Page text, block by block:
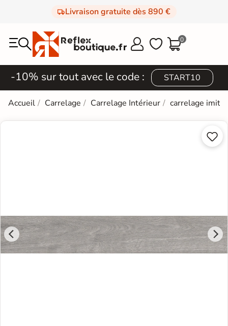
Livraison gratuite dès 890 €
  0
-10% sur tout avec le code : START10
Accueil Carrelage Carrelage Intérieur carrelage

